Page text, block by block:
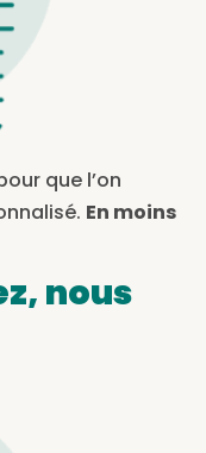
que l’on
En moins
nous